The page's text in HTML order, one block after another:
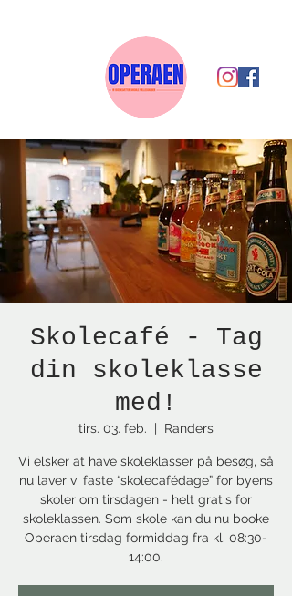
Skolecafé - Tag
din skoleklasse
med!
tirs. 03. feb.
  |
Randers
Vi elsker at have skoleklasser på besøg, så
nu laver vi faste “skolecafédage” for byens
skoler om tirsdagen - helt gratis for
skoleklassen. Som skole kan du nu booke
Operaen tirsdag formiddag fra kl. 08:30-
14:00.